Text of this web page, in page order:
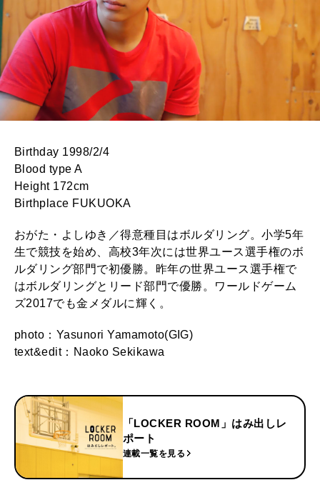
Birthday 1998/2/4
Blood type A
Height 172cm
Birthplace FUKUOKA
おがた・よしゆき／得意種目はボルダリング。小学5年
生で競技を始め、高校3年次には世界ユース選手権のボ
ルダリング部門で初優勝。昨年の世界ユース選手権で
はボルダリングとリード部門で優勝。ワールドゲーム
ズ2017でも金メダルに輝く。
photo：Yasunori Yamamoto(GIG)
text&edit：Naoko Sekikawa
「LOCKER ROOM」はみ出しレ
ポート
連載一覧を見る